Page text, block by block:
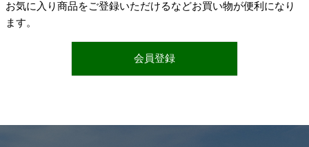
お気に入り商品をご登録いただけるなどお買い物が便利になり
ます。
会員登録